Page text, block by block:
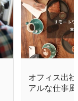
オフィス出
アルな仕事